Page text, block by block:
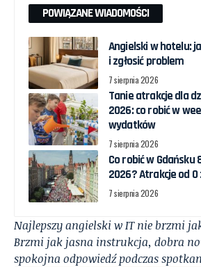
POWIĄZANE WIADOMOŚCI
Angielski w hotelu:
i zgłosić problem
7 sierpnia 2026
Tanie atrakcje dla
2026: co robić w
wydatków
7 sierpnia 2026
Co robić w Gdańsku
2026? Atrakcje od 0
7 sierpnia 2026
Najlepszy angielski w IT nie brzmi
Brzmi jak jasna instrukcja, dobra
spokojna odpowiedź podczas